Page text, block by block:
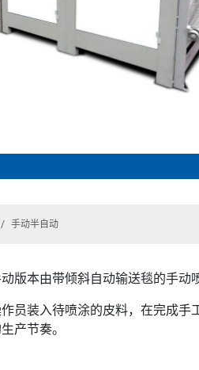
手动半自动
版本由带倾斜自动输送毯的手动
员装入待喷涂的皮料，在完成手
产节奏。